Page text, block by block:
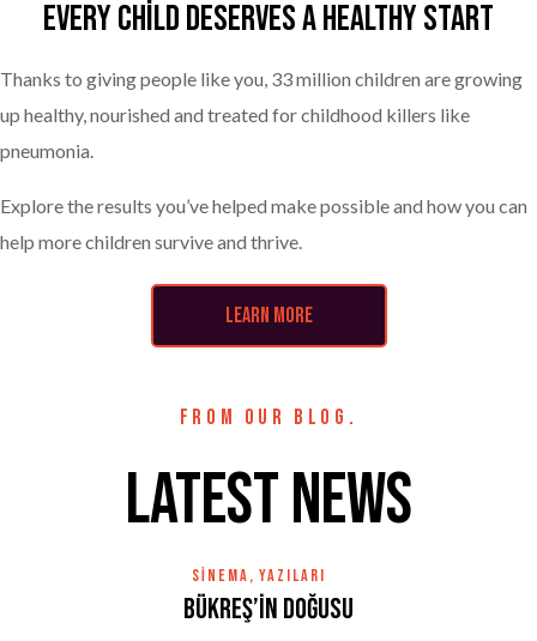
Every child deserves a healthy start
Thanks to giving people like you, 33 million children are growing
up healthy, nourished and treated for childhood killers like
pneumonia.
Explore the results you’ve helped make possible and how you can
help more children survive and thrive.
LEARN MORE
FROM OUR BLOG.
LATEST NEWS
SINEMA, YAZILARI
Bükreş’in Doğusu